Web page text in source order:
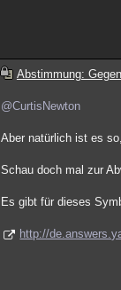
Abstimmung:
@CurtisNewton
Aber natürlich ist es
Schau doch mal zur
Es gibt für dieses
http://